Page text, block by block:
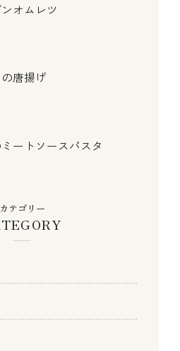
オムレツ
唐揚げ
ートソースパスタ
カテゴリー